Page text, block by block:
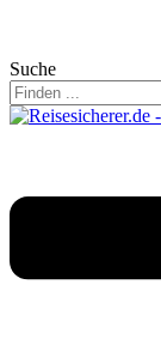
Suche